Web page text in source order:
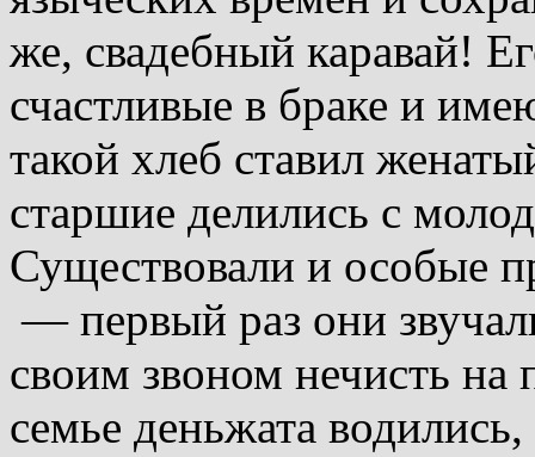
же, свадебный каравай!
счастливые в браке и
такой хлеб ставил
старшие делились с
Существовали и особые
— первый раз они
своим звоном нечисть
семье деньжата